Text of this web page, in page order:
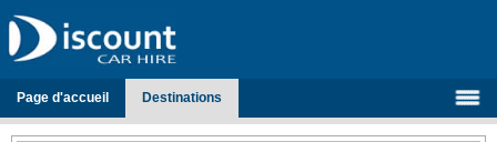
Page d'accueil Destinations